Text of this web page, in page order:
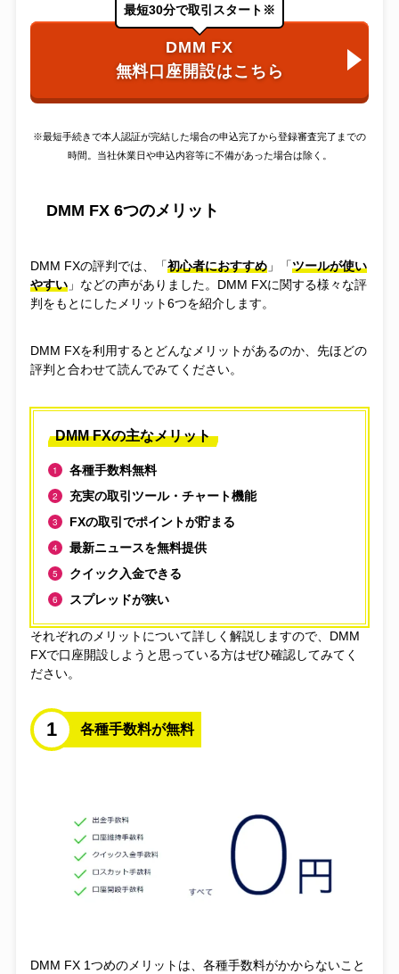
最短30分で取引スタート※
DMM FX
無料口座開設はこちら
※最短手続きで本人認証が完結した場合の申込完了から登録審査完了までの
時間。当社休業日や申込内容等に不備があった場合は除く。
DMM FX 6つのメリット
DMM FXの評判では、「初心者におすすめ」「ツールが使い
やすい」などの声がありました。DMM FXに関する様々な評
判をもとにしたメリット6つを紹介します。
DMM FXを利用するとどんなメリットがあるのか、先ほどの
評判と合わせて読んでみてください。
DMM FXの主なメリット
各種手数料無料
充実の取引ツール・チャート機能
FXの取引でポイントが貯まる
最新ニュースを無料提供
クイック入金できる
スプレッドが狭い
それぞれのメリットについて詳しく解説しますので、DMM
FXで口座開設しようと思っている方はぜひ確認してみてく
ださい。
1 各種手数料が無料
DMM FX 1つめのメリットは、各種手数料がかからないこと